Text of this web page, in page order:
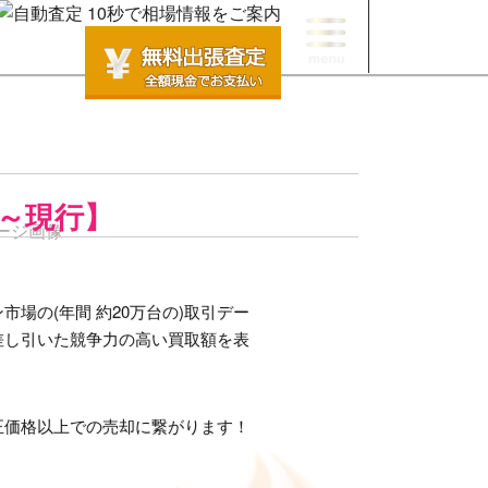
現行】
場の(年間 約20万台の)取引デー
引いた競争力の高い買取額を表
格以上での売却に繋がります！